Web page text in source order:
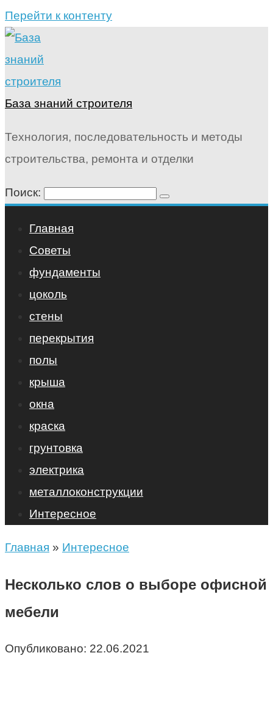
Перейти к контенту
База знаний строителя
Технология, последовательность и методы
строительства, ремонта и отделки
Поиск:
Главная
Советы
фундаменты
цоколь
стены
перекрытия
полы
крыша
окна
краска
грунтовка
электрика
металлоконструкции
Интересное
Главная » Интересное
Несколько слов о выборе офисной
мебели
Опубликовано: 22.06.2021